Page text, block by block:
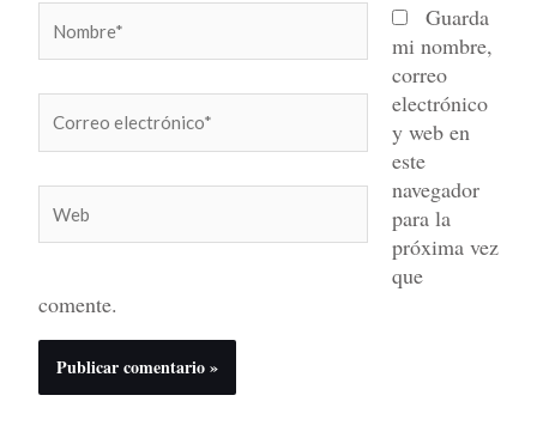
electrónico*
Guarda
mi nombre,
correo
electrónico
y web en
este
navegador
para la
próxima vez
que
comente.